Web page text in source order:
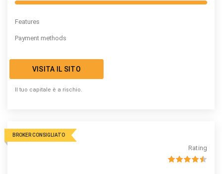
Features
Payment methods
VISITA IL SITO
Il tuo capitale è a rischio.
BROKER CONSIGLIATO
Rating